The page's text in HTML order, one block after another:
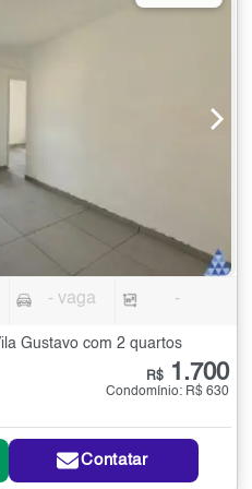
- vaga -
Gustavo com 2 quartos
R$ 1.700
Condomínio: R$ 630
Contatar